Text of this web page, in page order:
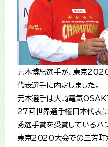
元木博紀選手が、東京
代表選手に内定しました。
元木選手は大崎電気
27回世界選手権日本代表
秀選手賞を受賞しているハ
東京2020大会での三芳町